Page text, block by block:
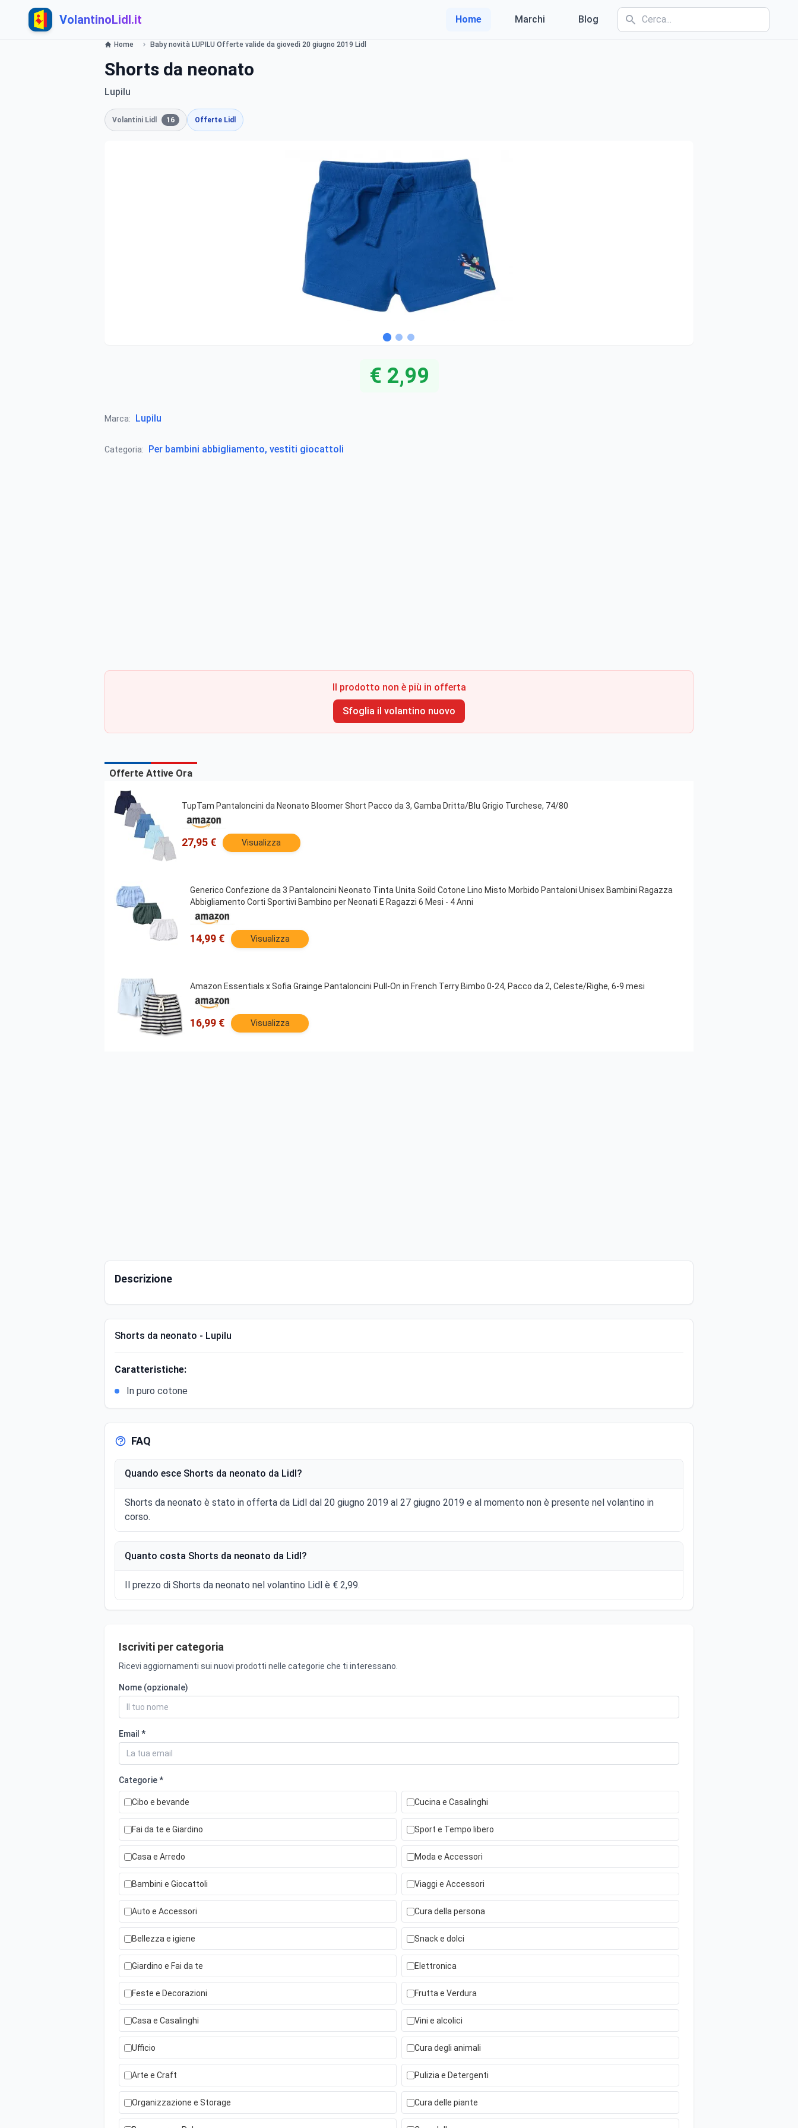
VolantinoLidl.it Home Marchi Blog
Home Baby novità LUPILU Offerte valide da giovedì 20 giugno 2019 Lidl
Shorts da neonato
Lupilu
Volantini Lidl 16 Offerte Lidl
€ 2,99
Marca: Lupilu
Categoria: Per bambini abbigliamento, vestiti giocattoli
Il prodotto non è più in offerta
Sfoglia il volantino nuovo
Offerte Attive Ora
TupTam Pantaloncini da Neonato Bloomer Short Pacco da 3, Gamba Dritta/Blu Grigio Turchese, 74/80
27,95 € Visualizza
Generico Confezione da 3 Pantaloncini Neonato Tinta Unita Soild Cotone Lino Misto Morbido Pantaloni Unisex Bambini Ragazza
Abbigliamento Corti Sportivi Bambino per Neonati E Ragazzi 6 Mesi - 4 Anni
14,99 € Visualizza
Amazon Essentials x Sofia Grainge Pantaloncini Pull-On in French Terry Bimbo 0-24, Pacco da 2, Celeste/Righe, 6-9 mesi
16,99 € Visualizza
Descrizione
Shorts da neonato - Lupilu
Caratteristiche:
In puro cotone
FAQ
Quando esce Shorts da neonato da Lidl?
Shorts da neonato è stato in offerta da Lidl dal 20 giugno 2019 al 27 giugno 2019 e al momento non è presente nel volantino in
corso.
Quanto costa Shorts da neonato da Lidl?
Il prezzo di Shorts da neonato nel volantino Lidl è € 2,99.
Iscriviti per categoria
Ricevi aggiornamenti sui nuovi prodotti nelle categorie che ti interessano.
Nome (opzionale)
Email *
Categorie *
Cibo e bevande Cucina e Casalinghi
Fai da te e Giardino Sport e Tempo libero
Casa e Arredo Moda e Accessori
Bambini e Giocattoli Viaggi e Accessori
Auto e Accessori Cura della persona
Bellezza e igiene Snack e dolci
Giardino e Fai da te Elettronica
Feste e Decorazioni Frutta e Verdura
Casa e Casalinghi Vini e alcolici
Ufficio Cura degli animali
Arte e Craft Pulizia e Detergenti
Organizzazione e Storage Cura delle piante